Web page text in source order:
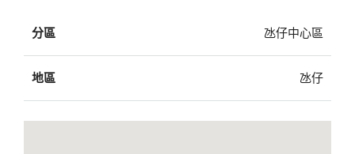
分區 氹仔中心區
地區 氹仔